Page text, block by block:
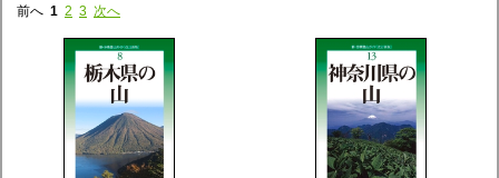
前へ 1 2 3 次へ